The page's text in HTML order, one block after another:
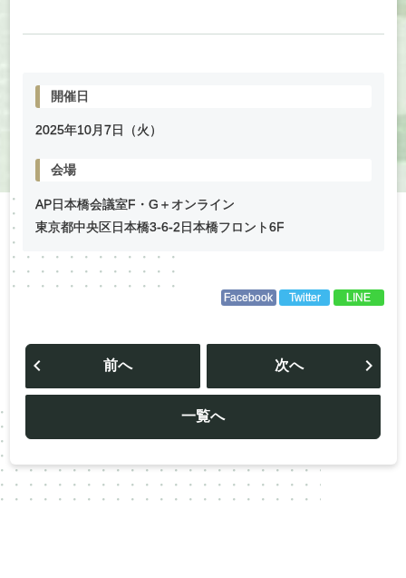
開催日
2025年10月7日（火）
会場
AP日本橋会議室F・G＋オンライン
東京都中央区日本橋3-6-2日本橋フロント6F
Facebook Twitter LINE
投
ビ
ー
シ
ョ
前へ
一覧へ
次へ